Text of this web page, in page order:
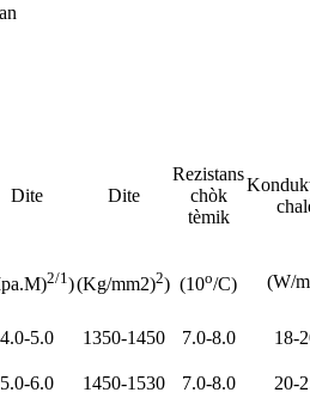
Dite Dite
Rezistans
chòk
tèmik
2/1)(Kg/mm2)2) (10o/C) (W/
4.0-5.0 1350-1450 7.0-8.0
18-
5.0-6.0 1450-1530 7.0-8.0
20-